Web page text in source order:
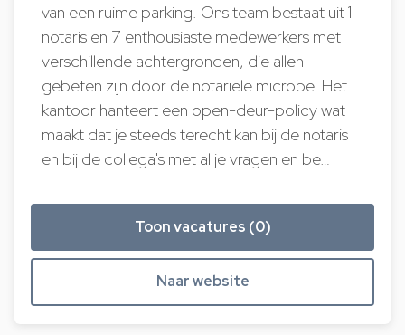
van een ruime parking. Ons team bestaat uit 1
notaris en 7 enthousiaste medewerkers met
verschillende achtergronden, die allen
gebeten zijn door de notariële microbe. Het
kantoor hanteert een open-deur-policy wat
maakt dat je steeds terecht kan bij de notaris
en bij de collega's met al je vragen en be…
Toon vacatures (0)
Naar website